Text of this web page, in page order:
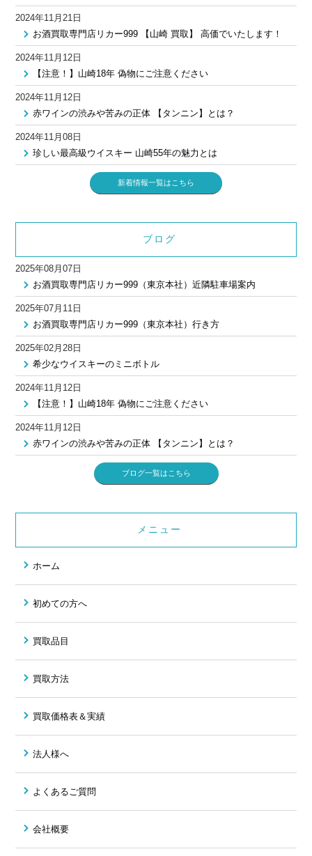
2024年11月21日
お酒買取専門店リカー999 【山崎 買取】 高価でいたします！
2024年11月12日
【注意！】山崎18年 偽物にご注意ください
2024年11月12日
赤ワインの渋みや苦みの正体 【タンニン】とは？
2024年11月08日
珍しい最高級ウイスキー 山崎55年の魅力とは
新着情報一覧はこちら
ブログ
2025年08月07日
お酒買取専門店リカー999（東京本社）近隣駐車場案内
2025年07月11日
お酒買取専門店リカー999（東京本社）行き方
2025年02月28日
希少なウイスキーのミニボトル
2024年11月12日
【注意！】山崎18年 偽物にご注意ください
2024年11月12日
赤ワインの渋みや苦みの正体 【タンニン】とは？
ブログ一覧はこちら
メニュー
ホーム
初めての方へ
買取品目
買取方法
買取価格表＆実績
法人様へ
よくあるご質問
会社概要